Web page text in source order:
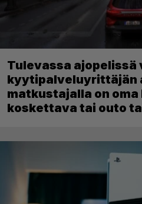
Tulevassa ajopelissä
kyytipalveluyrittäjän
matkustajalla on
koskettava tai outo